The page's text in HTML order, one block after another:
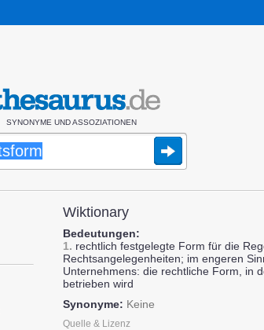
SYNONYME UND ASSOZIATIONEN
Wiktionary
Bedeutungen:
1. rechtlich festgelegte Form für die
Rechtsangelegenheiten; im engeren
Unternehmens: die rechtliche Form, in
betrieben wird
Synonyme: Keine
Quelle & Lizenz